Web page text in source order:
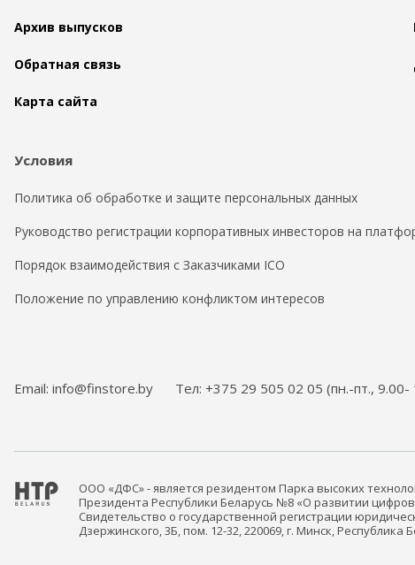
Архив выпусков
Обратная связь
Карта сайта
Условия
Политика об обработке и защите персональных данных
Руководство регистрации корпоративных инвесторов на
Порядок взаимодействия с Заказчиками ICO
Положение по управлению конфликтом интересов
Email: info@finstore.by Тел: +375 29 505 02 05 (пн.-пт.,
ООО «ДФС» - является резидентом Парка высоких
Президента Республики Беларусь №8 «О развитии
Свидетельство о государственной регистрации
Дзержинского, 3Б, пом. 12-32, 220069, г. Минск, Республика